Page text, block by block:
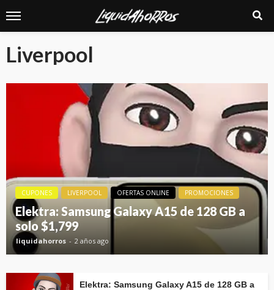
Liverpool
CUPONES LIVERPOOL OFERTAS ONLINE PROMOCIONES
Elektra: Samsung Galaxy A15 de 128 GB a
solo $1,799
liquidahorros 2 años ago
Elektra: Samsung Galaxy A15 de 128 GB a